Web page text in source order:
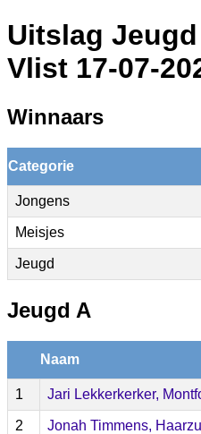
Uitslag Jeugd
Vlist 17-07-
Winnaars
Categorie
Jongens
Meisjes
Jeugd
Jeugd A
Naam
1 Jari Lekkerkerker,
2 Jonah Timmens,